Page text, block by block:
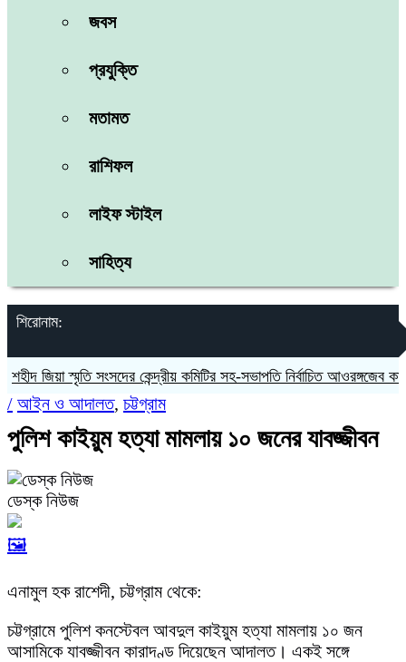
জবস
প্রযুক্তি
মতামত
রাশিফল
লাইফ স্টাইল
সাহিত্য
শিরোনাম:
জিয়া স্মৃতি সংসদের কেন্দ্রীয় কমিটির সহ-সভাপতি নির্বাচিত আওরঙ্গজেব কামাল
/ আইন ও আদালত, চট্টগ্রাম
পুলিশ কাইয়ুম হত্যা মামলায় ১০ জনের যাবজ্জীবন
ডেস্ক নিউজ
🖼️
এনামুল হক রাশেদী, চট্টগ্রাম থেকে:
চট্টগ্রামে পুলিশ কনস্টেবল আবদুল কাইয়ুম হত্যা মামলায় ১০ জন
আসামিকে যাবজ্জীবন কারাদণ্ড দিয়েছেন আদালত। একই সঙ্গে